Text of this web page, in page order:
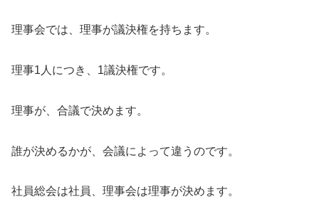
理事会では、理事が議決権を持ちます。
理事1人につき、1議決権です。
理事が、合議で決めます。
誰が決めるかが、会議によって違うのです。
社員総会は社員、理事会は理事が決めます。